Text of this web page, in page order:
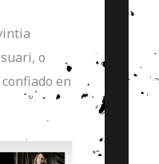
o
en